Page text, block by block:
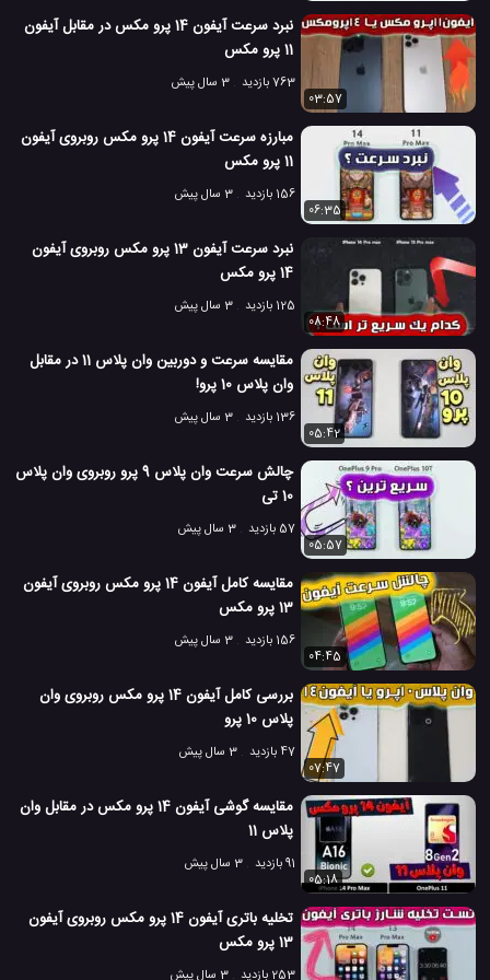
# وان پلاس 7T # وان پلاس 7T پرو
1.7 هزار بازدید
7 سال پیش تکنولوژی
نبرد سرعت آیفون 14 پرو مکس در مقابل آیفون
11 پرو مکس
763 بازدید
3 سال پیش
03:57
مبارزه سرعت آیفون 14 پرو مکس روبروی آیفون
11 پرو مکس
156 بازدید
3 سال پیش
06:35
نبرد سرعت آیفون 13 پرو مکس روبروی آیفون
14 پرو مکس
125 بازدید
3 سال پیش
08:48
مقایسه سرعت و دوربین وان پلاس 11 در مقابل
وان پلاس 10 پرو!
136 بازدید
3 سال پیش
05:42
چالش سرعت وان پلاس 9 پرو روبروی وان پلاس
10 تی
57 بازدید
3 سال پیش
05:57
مقایسه کامل آیفون 14 پرو مکس روبروی آیفون
13 پرو مکس
156 بازدید
3 سال پیش
04:45
بررسی کامل آیفون 14 پرو مکس روبروی وان
پلاس 10 پرو
47 بازدید
3 سال پیش
07:47
مقایسه گوشی آیفون 14 پرو مکس در مقابل وان
پلاس 11
91 بازدید
3 سال پیش
05:18
تخلیه باتری آیفون 14 پرو مکس روبروی آیفون
13 پرو مکس
253 بازدید 3 سال پیش